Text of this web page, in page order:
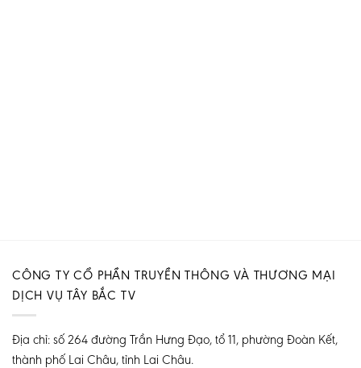
CÔNG TY CỔ PHẦN TRUYỀN THÔNG VÀ THƯƠNG MẠI
DỊCH VỤ TÂY BẮC TV
Địa chỉ: số 264 đường Trần Hưng Đạo, tổ 11, phường Đoàn Kết,
thành phố Lai Châu, tỉnh Lai Châu.